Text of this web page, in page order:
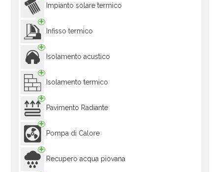
Impianto solare termico
Infisso termico
Isolamento acustico
Isolamento termico
Pavimento Radiante
Pompa di Calore
Recupero acqua piovana